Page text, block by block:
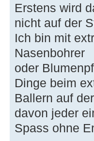
Erstens wird
nicht auf der
Ich bin mit
Nasenbohrer
oder
Dinge beim
Ballern auf
davon jeder
Spass ohne